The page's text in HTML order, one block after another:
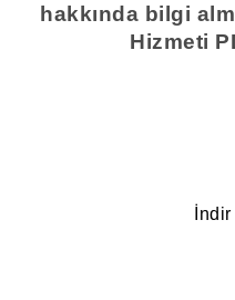
hakkında bilgi
Hizmeti
İndir